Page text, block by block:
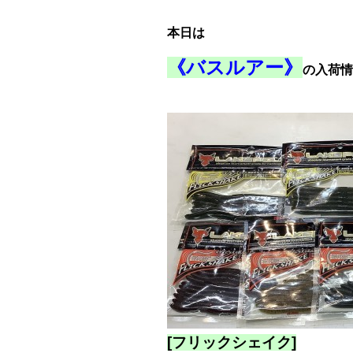
本日は
《バスルアー》 の入荷
[フリックシェイク]